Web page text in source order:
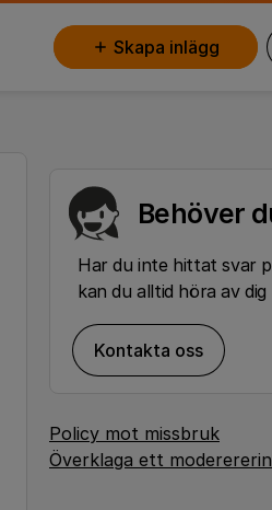
Skapa inlägg
Behöver
Har du inte hittat svar
kan du alltid höra av dig
Kontakta oss
Policy mot missbruk
Överklaga ett